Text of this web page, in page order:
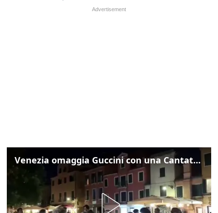
Venezia omaggia Guccini con una Cantata Anarchica in campo Santa Margherita